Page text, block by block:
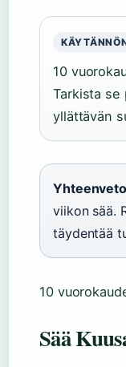
10
Tarkista se
yllättävän
viikon sää.
täydentää
10
Sää